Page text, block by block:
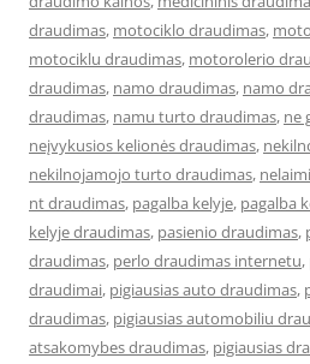
draudimas, motociklo draudimas,
motociklu draudimas, motorolerio
draudimas, namo draudimas, namo
draudimas, namu turto draudimas, ne
neįvykusios kelionės draudimas,
nekilnojamojo turto draudimas,
nt draudimas, pagalba kelyje, pagalba
kelyje draudimas, pasienio draudimas,
draudimas, perlo draudimas internetu,
draudimai, pigiausias auto draudimas,
draudimas, pigiausias automobiliu
atsakomybes draudimas, pigiausias